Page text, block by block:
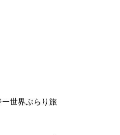
世界ぶらり旅